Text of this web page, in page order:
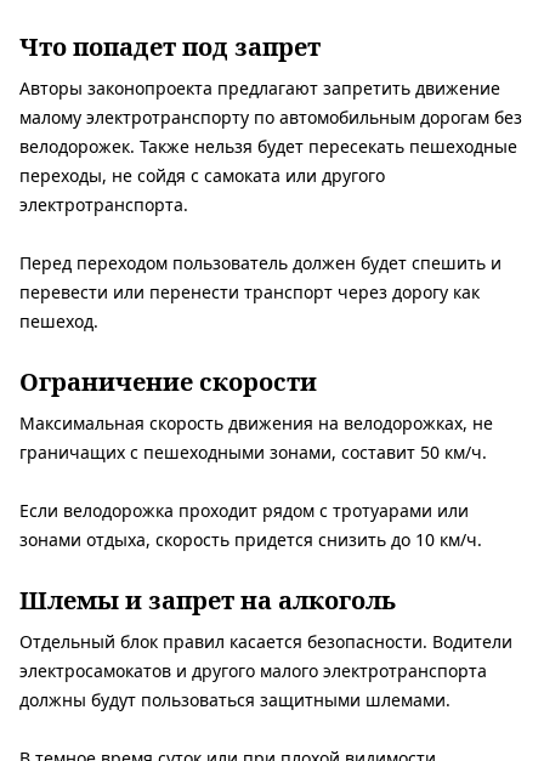
Что попадет под запрет
Авторы законопроекта предлагают запретить движение
малому электротранспорту по автомобильным дорогам без
велодорожек. Также нельзя будет пересекать пешеходные
переходы, не сойдя с самоката или другого
электротранспорта.
Перед переходом пользователь должен будет спешить и
перевести или перенести транспорт через дорогу как
пешеход.
Ограничение скорости
Максимальная скорость движения на велодорожках, не
граничащих с пешеходными зонами, составит 50 км/ч.
Если велодорожка проходит рядом с тротуарами или
зонами отдыха, скорость придется снизить до 10 км/ч.
Шлемы и запрет на алкоголь
Отдельный блок правил касается безопасности. Водители
электросамокатов и другого малого электротранспорта
должны будут пользоваться защитными шлемами.